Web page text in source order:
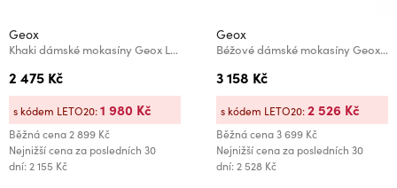
Geox
Khaki dámské mokasíny Geox Lampedusa
2 475 Kč
Běžná cena2 899 Kč
Nejnižší cena za posledních 30
dní: 2 155 Kč
s kódem LETO20:1 980 Kč
Geox
Béžové dámské mokasíny Geox Spherica Ec7
3 158 Kč
Běžná cena3 699 Kč
Nejnižší cena za posledních 30
dní: 2 528 Kč
s kódem LETO20:2 526 Kč